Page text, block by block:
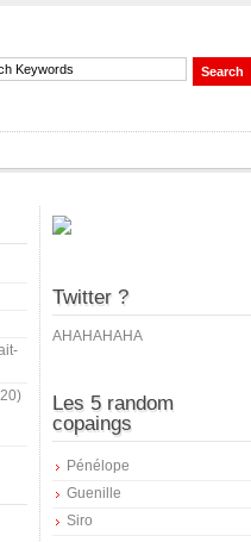
Twitter ?
AHAHAHAHA
Les 5 random
copaings
Pénélope
Guenille
Siro